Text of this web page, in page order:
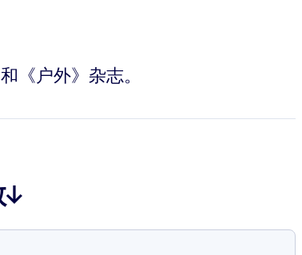
《户外》杂志。
↓